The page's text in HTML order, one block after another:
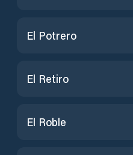
El Potrero
El Retiro
El Roble